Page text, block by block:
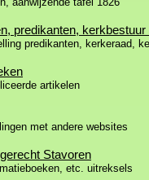
predikanten, kerkbestuur
predikanten, kerkeraad,
artikelen
met andere websites
Stavoren
etc. uitreksels